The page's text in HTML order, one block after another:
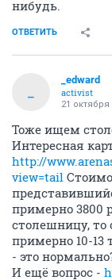
нибудь.
ОТВЕТИТЬ
_edward
activist
21 октября
Тоже ищем
Интересная
http://
view=tail
примерно 3800
столешницу, то
примерно 10-13
- это
И ещё вопрос -